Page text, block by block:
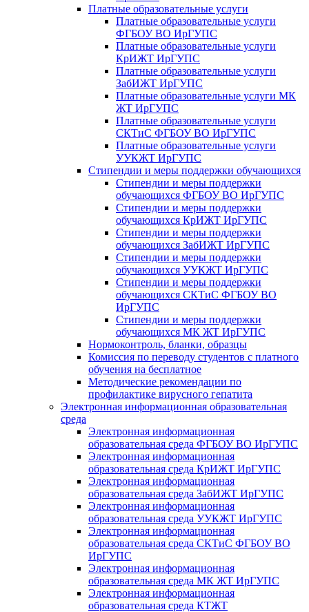
Платные образовательные услуги
Платные образовательные услуги
ФГБОУ ВО ИрГУПС
Платные образовательные услуги
КрИЖТ ИрГУПС
Платные образовательные услуги
ЗабИЖТ ИрГУПС
Платные образовательные услуги МК
ЖТ ИрГУПС
Платные образовательные услуги
СКТиС ФГБОУ ВО ИрГУПС
Платные образовательные услуги
УУКЖТ ИрГУПС
Стипендии и меры поддержки обучающихся
Стипендии и меры поддержки
обучающихся ФГБОУ ВО ИрГУПС
Стипендии и меры поддержки
обучающихся КрИЖТ ИрГУПС
Стипендии и меры поддержки
обучающихся ЗабИЖТ ИрГУПС
Стипендии и меры поддержки
обучающихся УУКЖТ ИрГУПС
Стипендии и меры поддержки
обучающихся СКТиС ФГБОУ ВО
ИрГУПС
Стипендии и меры поддержки
обучающихся МК ЖТ ИрГУПС
Нормоконтроль, бланки, образцы
Комиссия по переводу студентов с платного
обучения на бесплатное
Методические рекомендации по
профилактике вирусного гепатита
Электронная информационная образовательная
среда
Электронная информационная
образовательная среда ФГБОУ ВО ИрГУПС
Электронная информационная
образовательная среда КрИЖТ ИрГУПС
Электронная информационная
образовательная среда ЗабИЖТ ИрГУПС
Электронная информационная
образовательная среда УУКЖТ ИрГУПС
Электронная информационная
образовательная среда СКТиС ФГБОУ ВО
ИрГУПС
Электронная информационная
образовательная среда МК ЖТ ИрГУПС
Электронная информационная
образовательная среда КТЖТ